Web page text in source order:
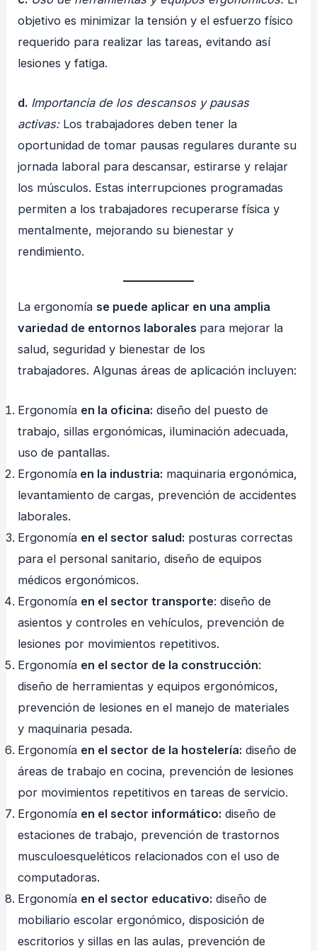
objetivo es minimizar la tensión y el esfuerzo físico
requerido para realizar las tareas, evitando así
lesiones y fatiga.
d. Importancia de los descansos y pausas
activas:Los trabajadores deben tener la
oportunidad de tomar pausas regulares durante su
jornada laboral para descansar, estirarse y relajar
los músculos. Estas interrupciones programadas
permiten a los trabajadores recuperarse física y
mentalmente, mejorando su bienestar y
rendimiento.
La ergonomía se puede aplicar en una amplia
variedad de entornos laborales para mejorar la
salud, seguridad y bienestar de los
trabajadores. Algunas áreas de aplicación incluyen:
Ergonomía en la oficina: diseño del puesto de
trabajo, sillas ergonómicas, iluminación adecuada,
uso de pantallas.
Ergonomía en la industria: maquinaria ergonómica,
levantamiento de cargas, prevención de accidentes
laborales.
Ergonomía en el sector salud: posturas correctas
para el personal sanitario, diseño de equipos
médicos ergonómicos.
Ergonomía en el sector transporte: diseño de
asientos y controles en vehículos, prevención de
lesiones por movimientos repetitivos.
Ergonomía en el sector de la construcción:
diseño de herramientas y equipos ergonómicos,
prevención de lesiones en el manejo de materiales
y maquinaria pesada.
Ergonomía en el sector de la hostelería: diseño de
áreas de trabajo en cocina, prevención de lesiones
por movimientos repetitivos en tareas de servicio.
Ergonomía en el sector informático: diseño de
estaciones de trabajo, prevención de trastornos
musculoesqueléticos relacionados con el uso de
computadoras.
Ergonomía en el sector educativo: diseño de
mobiliario escolar ergonómico, disposición de
escritorios y sillas en las aulas, prevención de